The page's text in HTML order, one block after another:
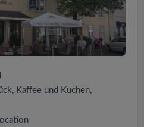
Kaffee und Kuchen,